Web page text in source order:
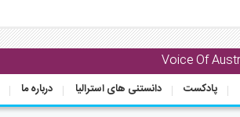
پادکست دانستنی های استرالیا درباره ما